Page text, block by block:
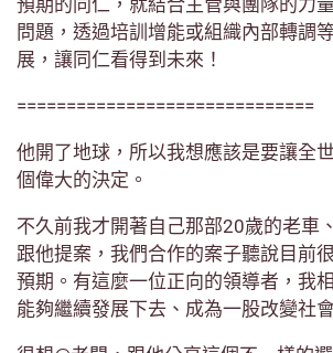
問題，透過培訓增能或組織內部轉調
展，讓同仁看得到未來！
==============================
他開了地球，所以我想應該是要讓全
個偉大的決定。
不久前我才開著自己那部20歲的老車
跟他提案，我們合作的案子聽說目前
預期。有這麼一位正向的領導者，我
能夠繼續發展下去、成為一股改變社